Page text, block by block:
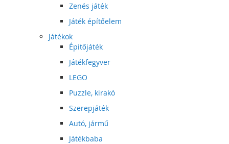
Zenés játék
Játék építőelem
Játékok
Épitőjáték
Játékfegyver
LEGO
Puzzle, kirakó
Szerepjáték
Autó, jármű
Játékbaba